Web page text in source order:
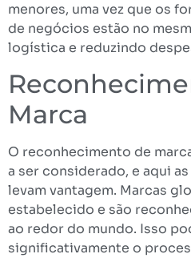
menores, uma vez que os
de negócios estão no
logística e reduzindo
Marca
O reconhecimento de
a ser considerado, e aqui
levam vantagem. Marcas
estabelecido e são
ao redor do mundo. Isso
significativamente o